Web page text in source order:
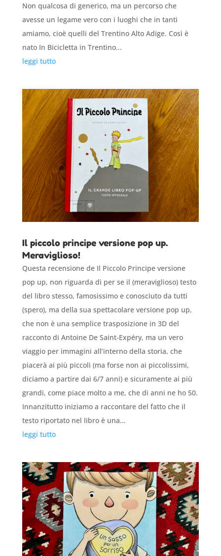
Non qualcosa di generico, ma un percorso che
avesse un legame vero con i luoghi che in tanti
amiamo, cioè quelli del Trentino Alto Adige. Così è
nato In Bicicletta in Trentino...
leggi tutto
Il piccolo principe versione pop up.
Meraviglioso!
Questa recensione de Il Piccolo Principe versione
pop up, non riguarda di per se il (meraviglioso) testo
del libro stesso, famosissimo e conosciuto da tutti
(spero), ma della sua spettacolare versione pop up,
che non è una semplice trasposizione in 3D del
racconto di Antoine De Saint-Expéry, ma un vero
viaggio per immagini all’interno della storia, che
piacerà ai più piccoli (ma forse non ai piccolissimi,
diciamo a partire dai 6/7 anni) e sicuramente ai più
grandi, come piace molto a me, che di anni ne ho 50.
Innanzitutto iniziamo a raccontare del fatto che il
testo riportato nel libro è una...
leggi tutto